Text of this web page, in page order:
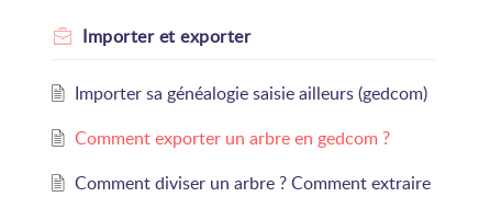
Importer et exporter
Importer sa généalogie saisie ailleurs (gedcom)
Comment exporter un arbre en gedcom ?
Comment diviser un arbre ? Comment extraire